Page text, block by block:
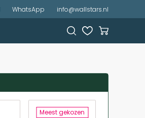
WhatsApp info@wallstars.nl
Meest gekozen